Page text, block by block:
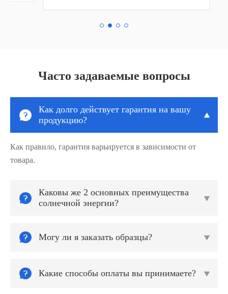
Часто задаваемые вопросы

Как долго действует гарантия на вашу
продукцию?

Как правило, гарантия варьируется в зависимости от
товара.

Каковы же 2 основных преимущества
солнечной энергии?

 Могу ли я заказать образцы? 
 Какие способы оплаты вы принимаете? 